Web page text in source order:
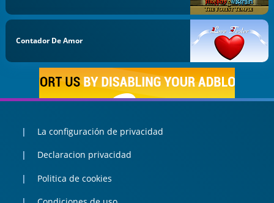
Contador De Amor
La configuración de privacidad
Declaracion privacidad
Politica de cookies